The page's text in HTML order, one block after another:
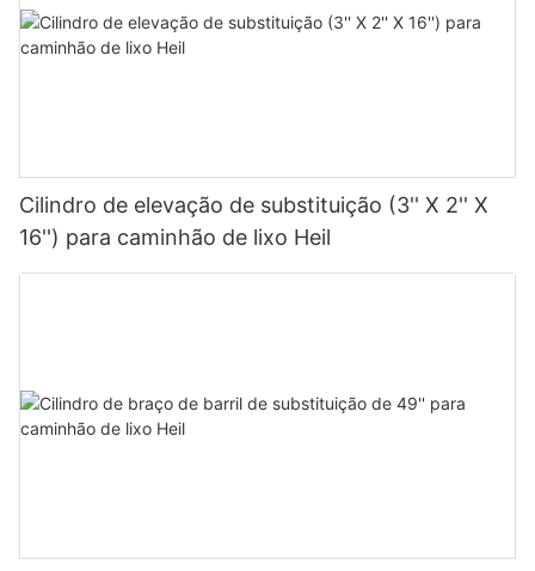
Cilindro de elevação de substituição (3'' X 2'' X
16'') para caminhão de lixo Heil